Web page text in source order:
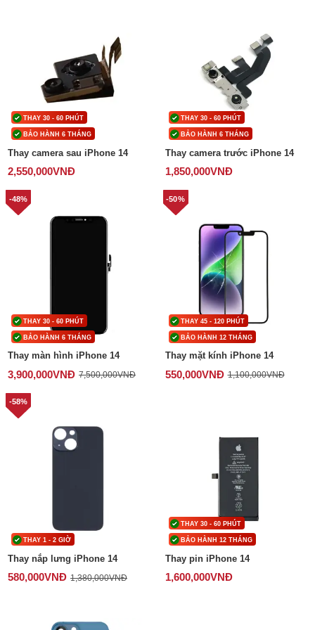
THAY 30 - 60 PHÚT
BẢO HÀNH 6 THÁNG
Thay camera sau iPhone 14
2,550,000VNĐ
THAY 30 - 60 PHÚT
BẢO HÀNH 6 THÁNG
Thay camera trước iPhone 14
1,850,000VNĐ
THAY 30 - 60 PHÚT
BẢO HÀNH 6 THÁNG
-48%
Thay màn hình iPhone 14
3,900,000VNĐ 7,500,000VNĐ
THAY 45 - 120 PHÚT
BẢO HÀNH 12 THÁNG
-50%
Thay mặt kính iPhone 14
550,000VNĐ 1,100,000VNĐ
THAY 1 - 2 GIỜ
-58%
Thay nắp lưng iPhone 14
580,000VNĐ 1,380,000VNĐ
THAY 30 - 60 PHÚT
BẢO HÀNH 12 THÁNG
Thay pin iPhone 14
1,600,000VNĐ